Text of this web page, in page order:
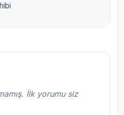
İlk yorumu siz